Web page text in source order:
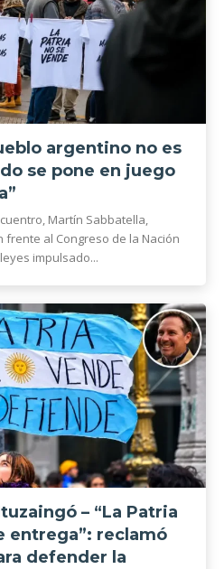
argentino no es
se pone en juego
Martín Sabbatella,
frente al Congreso de la Nación
impulsado...
– “La Patria
entrega”: reclamó
defender la